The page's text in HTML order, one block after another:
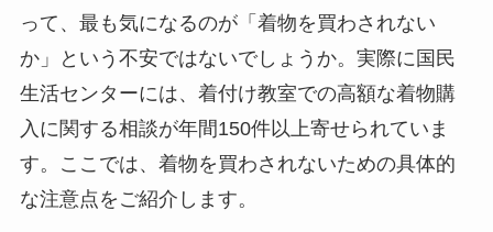
って、最も気になるのが「着物を買わされない
か」という不安ではないでしょうか。実際に国民
生活センターには、着付け教室での高額な着物購
入に関する相談が年間150件以上寄せられていま
す。ここでは、着物を買わされないための具体的
な注意点をご紹介します。